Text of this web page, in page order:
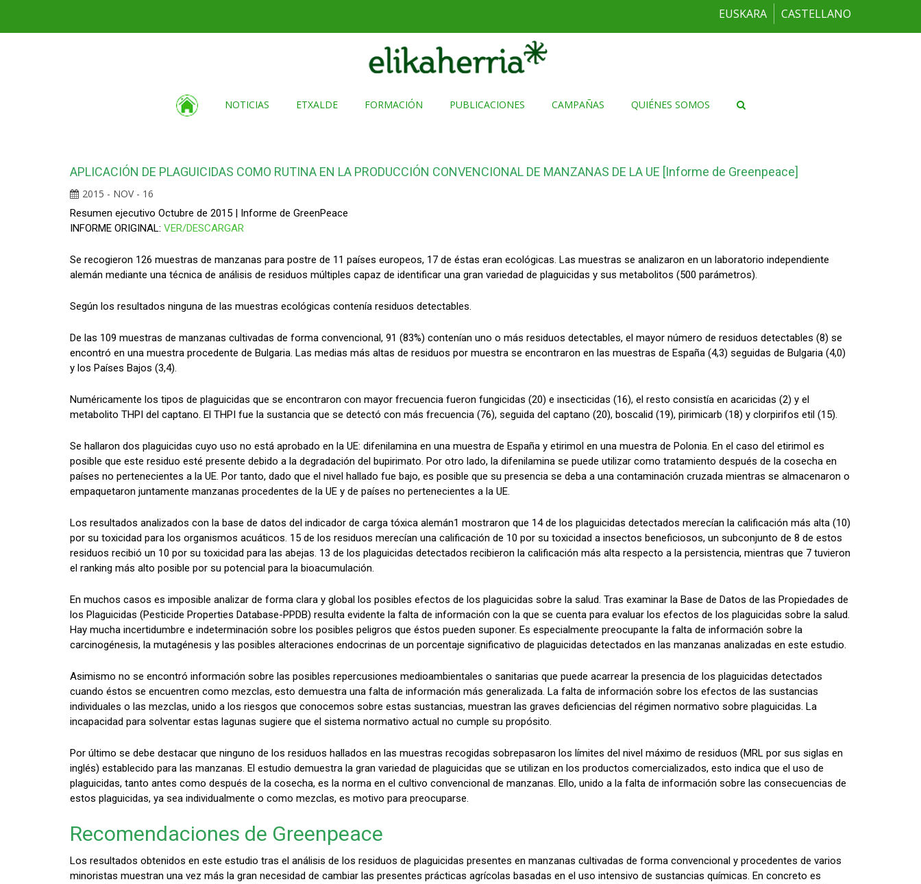
EUSKARA CASTELLANO
NOTICIAS ETXALDE FORMACIÓN PUBLICACIONES CAMPAÑAS QUIÉNES SOMOS
APLICACIÓN DE PLAGUICIDAS COMO RUTINA EN LA PRODUCCIÓN CONVENCIONAL DE MANZANAS DE LA UE [Informe de Greenpeace]
2015 - NOV - 16
Resumen ejecutivo Octubre de 2015 | Informe de GreenPeace
INFORME ORIGINAL: VER/DESCARGAR
Se recogieron 126 muestras de manzanas para postre de 11 países europeos, 17 de éstas eran ecológicas. Las muestras se analizaron en un laboratorio independiente
alemán mediante una técnica de análisis de residuos múltiples capaz de identificar una gran variedad de plaguicidas y sus metabolitos (500 parámetros).
Según los resultados ninguna de las muestras ecológicas contenía residuos detectables.
De las 109 muestras de manzanas cultivadas de forma convencional, 91 (83%) contenían uno o más residuos detectables, el mayor número de residuos detectables (8) se
encontró en una muestra procedente de Bulgaria. Las medias más altas de residuos por muestra se encontraron en las muestras de España (4,3) seguidas de Bulgaria (4,0)
y los Países Bajos (3,4).
Numéricamente los tipos de plaguicidas que se encontraron con mayor frecuencia fueron fungicidas (20) e insecticidas (16), el resto consistía en acaricidas (2) y el
metabolito THPI del captano. El THPI fue la sustancia que se detectó con más frecuencia (76), seguida del captano (20), boscalid (19), pirimicarb (18) y clorpirifos etil (15).
Se hallaron dos plaguicidas cuyo uso no está aprobado en la UE: difenilamina en una muestra de España y etirimol en una muestra de Polonia. En el caso del etirimol es
posible que este residuo esté presente debido a la degradación del bupirimato. Por otro lado, la difenilamina se puede utilizar como tratamiento después de la cosecha en
países no pertenecientes a la UE. Por tanto, dado que el nivel hallado fue bajo, es posible que su presencia se deba a una contaminación cruzada mientras se almacenaron o
empaquetaron juntamente manzanas procedentes de la UE y de países no pertenecientes a la UE.
Los resultados analizados con la base de datos del indicador de carga tóxica alemán1 mostraron que 14 de los plaguicidas detectados merecían la calificación más alta (10)
por su toxicidad para los organismos acuáticos. 15 de los residuos merecían una calificación de 10 por su toxicidad a insectos beneficiosos, un subconjunto de 8 de estos
residuos recibió un 10 por su toxicidad para las abejas. 13 de los plaguicidas detectados recibieron la calificación más alta respecto a la persistencia, mientras que 7 tuvieron
el ranking más alto posible por su potencial para la bioacumulación.
En muchos casos es imposible analizar de forma clara y global los posibles efectos de los plaguicidas sobre la salud. Tras examinar la Base de Datos de las Propiedades de
los Plaguicidas (Pesticide Properties Database-PPDB) resulta evidente la falta de información con la que se cuenta para evaluar los efectos de los plaguicidas sobre la salud.
Hay mucha incertidumbre e indeterminación sobre los posibles peligros que éstos pueden suponer. Es especialmente preocupante la falta de información sobre la
carcinogénesis, la mutagénesis y las posibles alteraciones endocrinas de un porcentaje significativo de plaguicidas detectados en las manzanas analizadas en este estudio.
Asimismo no se encontró información sobre las posibles repercusiones medioambientales o sanitarias que puede acarrear la presencia de los plaguicidas detectados
cuando éstos se encuentren como mezclas, esto demuestra una falta de información más generalizada. La falta de información sobre los efectos de las sustancias
individuales o las mezclas, unido a los riesgos que conocemos sobre estas sustancias, muestran las graves deficiencias del régimen normativo sobre plaguicidas. La
incapacidad para solventar estas lagunas sugiere que el sistema normativo actual no cumple su propósito.
Por último se debe destacar que ninguno de los residuos hallados en las muestras recogidas sobrepasaron los límites del nivel máximo de residuos (MRL por sus siglas en
inglés) establecido para las manzanas. El estudio demuestra la gran variedad de plaguicidas que se utilizan en los productos comercializados, esto indica que el uso de
plaguicidas, tanto antes como después de la cosecha, es la norma en el cultivo convencional de manzanas. Ello, unido a la falta de información sobre las consecuencias de
estos plaguicidas, ya sea individualmente o como mezclas, es motivo para preocuparse.
Recomendaciones de Greenpeace
Los resultados obtenidos en este estudio tras el análisis de los residuos de plaguicidas presentes en manzanas cultivadas de forma convencional y procedentes de varios
minoristas muestran una vez más la gran necesidad de cambiar las presentes prácticas agrícolas basadas en el uso intensivo de sustancias químicas. En concreto es